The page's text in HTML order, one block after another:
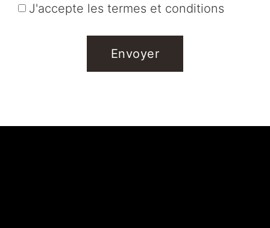
J'accepte les termes et conditions
Envoyer